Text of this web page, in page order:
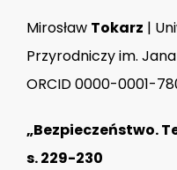
Mirosław Tokarz |
Przyrodniczy im.
ORCID 0000-0001-
„Bezpieczeństwo.
s. 229-230